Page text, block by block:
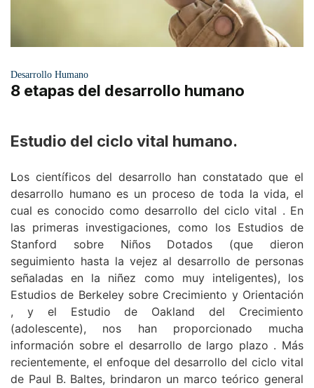
Desarrollo Humano
8 etapas del desarrollo humano
Estudio del ciclo vital humano.
Los científicos del desarrollo han constatado que el
desarrollo humano es un proceso de toda la vida, el
cual es conocido como desarrollo del ciclo vital . En
las primeras investigaciones, como los Estudios de
Stanford sobre Niños Dotados (que dieron
seguimiento hasta la vejez al desarrollo de personas
señaladas en la niñez como muy inteligentes), los
Estudios de Berkeley sobre Crecimiento y Orientación
, y el Estudio de Oakland del Crecimiento
(adolescente), nos han proporcionado mucha
información sobre el desarrollo de largo plazo . Más
recientemente, el enfoque del desarrollo del ciclo vital
de Paul B. Baltes, brindaron un marco teórico general